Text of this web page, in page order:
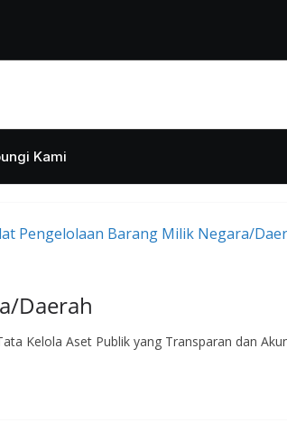
Kami
Daerah
Kelola Aset Publik yang Transparan dan